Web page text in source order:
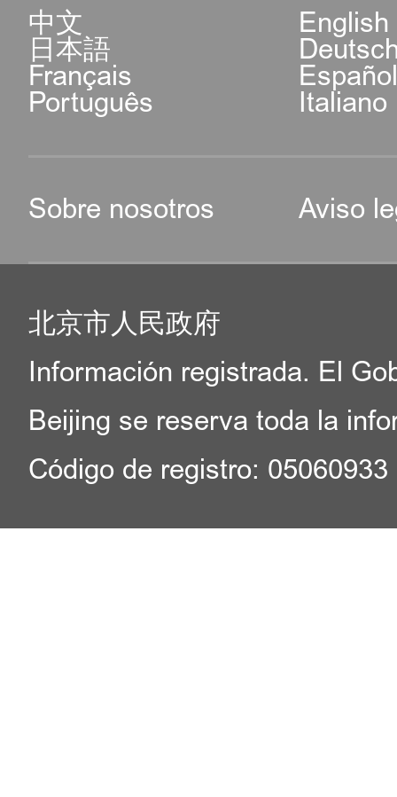
中文 English
日本語
Français
Português Italiano
Sobre nosotros Aviso
北京市人民政府
Información registrada. El
Beijing se reserva toda la
Código de registro: 05060933